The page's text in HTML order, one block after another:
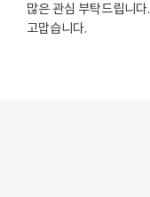
많은 관심 부탁드립니다.
고맙습니다.